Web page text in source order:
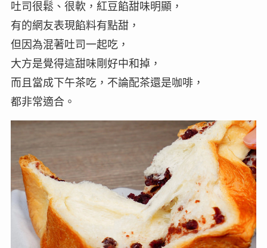
吐司很鬆、很軟，紅豆餡甜味明顯，
有的網友表現餡料有點甜，
但因為混著吐司一起吃，
大方是覺得這甜味剛好中和掉，
而且當成下午茶吃，不論配茶還是咖啡，
都非常適合。